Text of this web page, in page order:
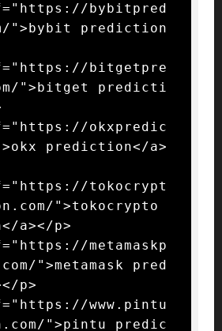
bybitpred
">bybit prediction
bitgetpre
">bitget predicti
okxpredic
prediction</a>
tokocrypt
">tokocrypto
a></p>
metamaskp
">metamask pred
p>
www.pintu
">pintu predic